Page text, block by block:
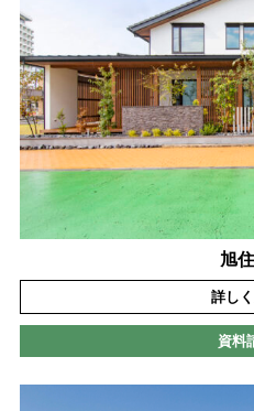
旭
詳し
資料